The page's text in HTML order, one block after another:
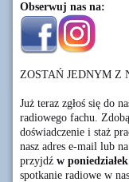
Obserwuj nas na:
ZOSTAŃ JEDNYM Z
Już teraz zgłoś się do
radiowego fachu.
doświadczenie i staż
nasz adres e-mail lub
przyjdź w
spotkanie radiowe w